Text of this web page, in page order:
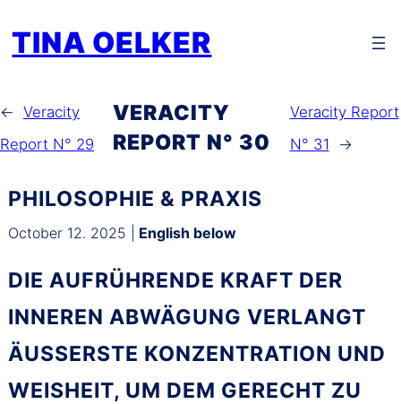
TINA OELKER
← Veracity
Report N° 29
VERACITY
REPORT N° 30
Veracity Report
N° 31
→
PHILOSOPHIE & PRAXIS
October 12. 2025 | English below
DIE AUFRÜHRENDE KRAFT DER
INNEREN ABWÄGUNG VERLANGT
ÄUSSERSTE KONZENTRATION UND W
EISHEIT, UM DEM GERECHT ZU W